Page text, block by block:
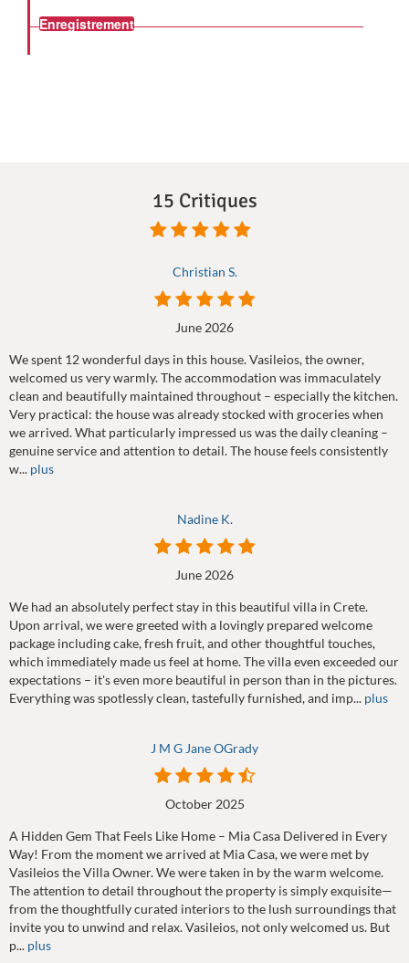
Enregistrement
15 Critiques
Christian S.
June 2026
We spent 12 wonderful days in this house. Vasileios, the owner,
welcomed us very warmly. The accommodation was immaculately
clean and beautifully maintained throughout – especially the kitchen.
Very practical: the house was already stocked with groceries when
we arrived. What particularly impressed us was the daily cleaning –
genuine service and attention to detail. The house feels consistently
w... plus
Nadine K.
June 2026
We had an absolutely perfect stay in this beautiful villa in Crete.
Upon arrival, we were greeted with a lovingly prepared welcome
package including cake, fresh fruit, and other thoughtful touches,
which immediately made us feel at home. The villa even exceeded our
expectations – it's even more beautiful in person than in the pictures.
Everything was spotlessly clean, tastefully furnished, and imp... plus
J M G Jane OGrady
October 2025
A Hidden Gem That Feels Like Home – Mia Casa Delivered in Every
Way! From the moment we arrived at Mia Casa, we were met by
Vasileios the Villa Owner. We were taken in by the warm welcome.
The attention to detail throughout the property is simply exquisite—
from the thoughtfully curated interiors to the lush surroundings that
invite you to unwind and relax. Vasileios, not only welcomed us. But
p... plus